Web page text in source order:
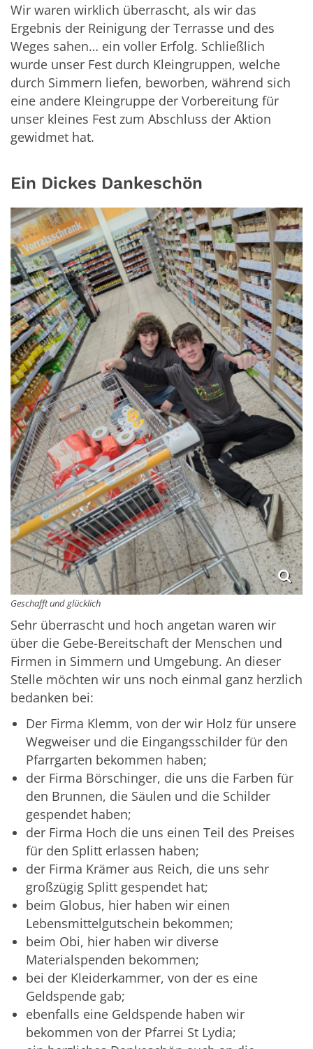
Wir waren wirklich überrascht, als wir das
Ergebnis der Reinigung der Terrasse und des
Weges sahen… ein voller Erfolg. Schließlich
wurde unser Fest durch Kleingruppen, welche
durch Simmern liefen, beworben, während sich
eine andere Kleingruppe der Vorbereitung für
unser kleines Fest zum Abschluss der Aktion
gewidmet hat.
Ein Dickes Dankeschön
Geschafft und glücklich
Sehr überrascht und hoch angetan waren wir
über die Gebe-Bereitschaft der Menschen und
Firmen in Simmern und Umgebung. An dieser
Stelle möchten wir uns noch einmal ganz herzlich
bedanken bei:
Der Firma Klemm, von der wir Holz für unsere
Wegweiser und die Eingangsschilder für den
Pfarrgarten bekommen haben;
der Firma Börschinger, die uns die Farben für
den Brunnen, die Säulen und die Schilder
gespendet haben;
der Firma Hoch die uns einen Teil des Preises
für den Splitt erlassen haben;
der Firma Krämer aus Reich, die uns sehr
großzügig Splitt gespendet hat;
beim Globus, hier haben wir einen
Lebensmittelgutschein bekommen;
beim Obi, hier haben wir diverse
Materialspenden bekommen;
bei der Kleiderkammer, von der es eine
Geldspende gab;
ebenfalls eine Geldspende haben wir
bekommen von der Pfarrei St Lydia;